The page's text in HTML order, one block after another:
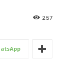
257